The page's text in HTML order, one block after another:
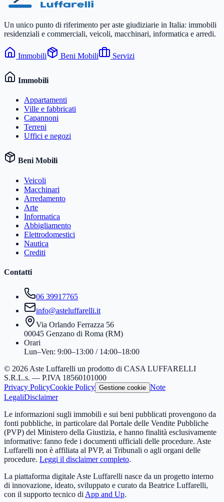
Un unico punto di riferimento per aste giudiziarie in Italia: immobili
residenziali e commerciali, veicoli, macchinari, informatica e arredi.
Immobili Beni Mobili Servizi
Immobili
Appartamenti
Ville e fabbricati
Capannoni
Terreni
Uffici e negozi
Beni Mobili
Veicoli
Macchinari
Arredamento
Arte
Informatica
Abbigliamento
Elettrodomestici
Nautica
Crediti
Contatti
06 39917765
info@asteluffarelli.it
Via Orlando Ferrazza 56
00045 Genzano di Roma (RM)
Orari
Lun–Ven: 9:00–13:00 / 14:00–18:00
© 2026 Aste Luffarelli un prodotto di CASA LUFFARELLI
S.R.L.s. — P.IVA 18560101000
Privacy PolicyCookie Policy Gestione cookie Note
LegaliDisclaimer
Le informazioni sugli immobili e sui beni pubblicati provengono da
fonti pubbliche, in particolare dal Portale delle Vendite Pubbliche
(PVP) del Ministero della Giustizia, e hanno finalità esclusivamente
informative: fanno fede i documenti ufficiali delle procedure. Aste
Luffarelli non è affiliata al PVP, ai Tribunali o agli organi delle
procedure. Leggi il disclaimer completo.
La piattaforma digitale Aste Luffarelli nasce da un progetto interno
di innovazione, ideato, sviluppato e curato da Beatrice Luffarelli,
con il supporto tecnico di App and Up.